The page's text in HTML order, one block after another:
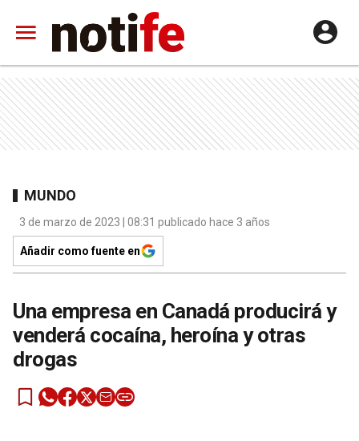
MUNDO
3 de marzo de 2023 | 08:31 publicado hace 3 años
Añadir como fuente en
Una empresa en Canadá producirá y
venderá cocaína, heroína y otras
drogas